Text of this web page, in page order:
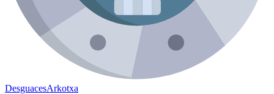
DesguacesArkotxa